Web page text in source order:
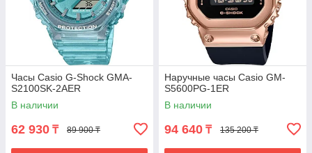
Часы Casio G-Shock GMA-
S2100SK-2AER
В наличии
62 930 ₸ 89 900 ₸
Наручные часы Casio GM-
S5600PG-1ER
В наличии
94 640 ₸ 135 200 ₸